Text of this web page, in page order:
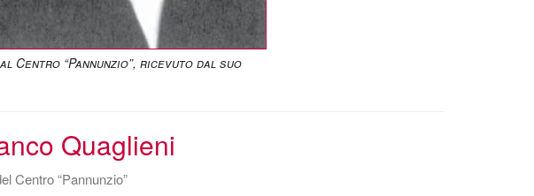
Centro “Pannunzio”, ricevuto dal suo
Quaglieni
Centro “Pannunzio”